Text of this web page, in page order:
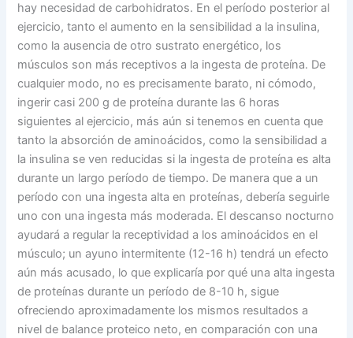
hay necesidad de carbohidratos. En el período posterior al
ejercicio, tanto el aumento en la sensibilidad a la insulina,
como la ausencia de otro sustrato energético, los
músculos son más receptivos a la ingesta de proteína. De
cualquier modo, no es precisamente barato, ni cómodo,
ingerir casi 200 g de proteína durante las 6 horas
siguientes al ejercicio, más aún si tenemos en cuenta que
tanto la absorción de aminoácidos, como la sensibilidad a
la insulina se ven reducidas si la ingesta de proteína es alta
durante un largo período de tiempo. De manera que a un
período con una ingesta alta en proteínas, debería seguirle
uno con una ingesta más moderada. El descanso nocturno
ayudará a regular la receptividad a los aminoácidos en el
músculo; un ayuno intermitente (12-16 h) tendrá un efecto
aún más acusado, lo que explicaría por qué una alta ingesta
de proteínas durante un período de 8-10 h, sigue
ofreciendo aproximadamente los mismos resultados a
nivel de balance proteico neto, en comparación con una